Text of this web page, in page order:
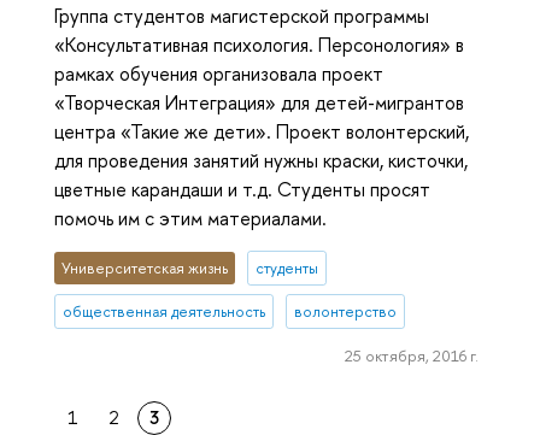
Группа студентов магистерской программы
«Консультативная психология. Персонология» в
рамках обучения организовала проект
«Творческая Интеграция» для детей-мигрантов
центра «Такие же дети». Проект волонтерский,
для проведения занятий нужны краски, кисточки,
цветные карандаши и т.д. Студенты просят
помочь им с этим материалами.
Университетская жизнь студенты
общественная деятельность волонтерство
25 октября, 2016 г.
1 2 3